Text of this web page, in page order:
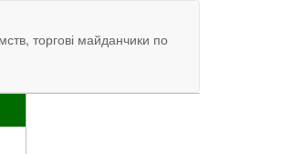
торгові майданчики по